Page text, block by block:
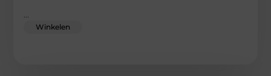
Winkelen